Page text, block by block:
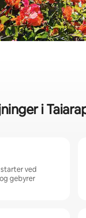
i
ved
gebyrer